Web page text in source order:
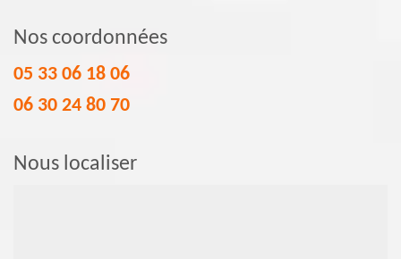
Nos coordonnées
05 33 06 18 06
06 30 24 80 70
Nous localiser